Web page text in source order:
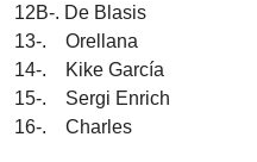
12B-. De Blasis
13-. Orellana
14-. Kike García
15-. Sergi Enrich
16-. Charles